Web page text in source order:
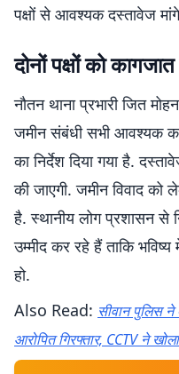
पक्षों से आवश्यक दस्तावेज
दोनों पक्षों को
नौतन थाना प्रभारी जित
जमीन संबंधी सभी आवश्यक
का निर्देश दिया गया है.
की जाएगी. जमीन विवाद को
है. स्थानीय लोग प्रशासन से
उम्मीद कर रहे हैं ताकि
हो.
Also Read: सीवान पुलिस
आरोपित गिरफ्तार, CCTV ने